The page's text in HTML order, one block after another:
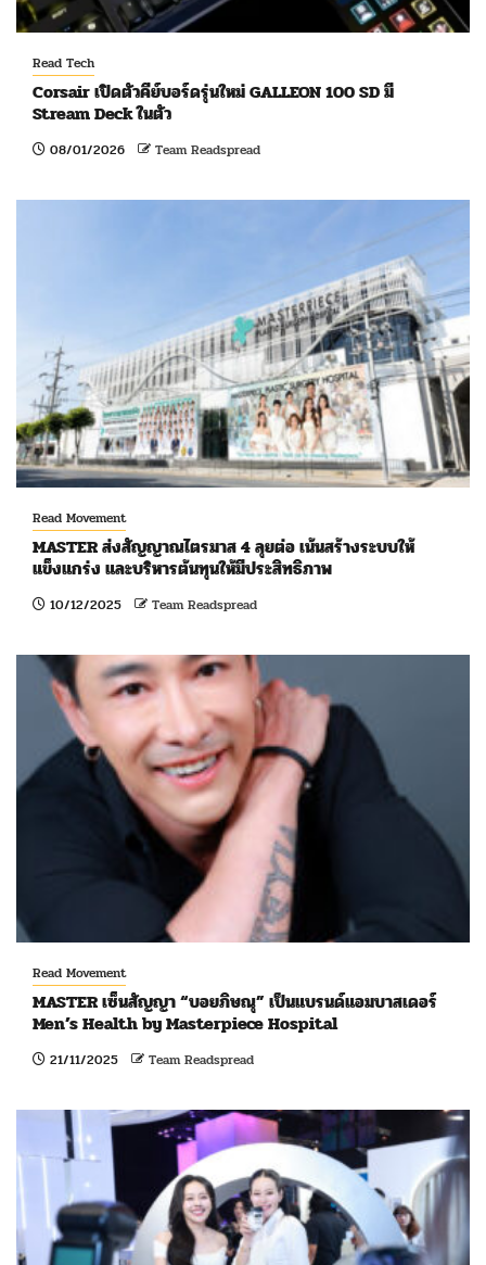
Read Tech
Corsair เปิดตัวคีย์บอร์ดรุ่นใหม่ GALLEON 100 SD มี
Stream Deck ในตัว
08/01/2026 Team Readspread
Read Movement
MASTER ส่งสัญญาณไตรมาส 4 ลุยต่อ เน้นสร้างระบบให้
แข็งแกร่ง และบริหารต้นทุนให้มีประสิทธิภาพ
10/12/2025 Team Readspread
Read Movement
MASTER เซ็นสัญญา “บอยภิษณุ” เป็นแบรนด์แอมบาสเดอร์
Men’s Health by Masterpiece Hospital
21/11/2025 Team Readspread